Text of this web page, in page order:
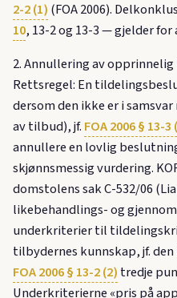
2-2 (1) (FOA 2006).
10, 13-2 og 13-3 — gjelder for
2. Annullering av
Rettsregel: En
dersom den ikke er i samsvar
av tilbud), jf. FOA 2006 § 13-3
annullere en lovlig
skjønnsmessig vurdering.
domstolens sak C-532/06
likebehandlings- og
underkriterier til
tilbydernes kunnskap, jf.
FOA 2006 § 13-2 (2) tredje
Underkriterierne «pris på